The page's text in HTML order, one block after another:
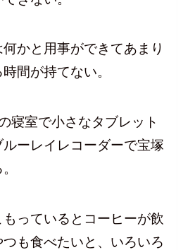
かと用事ができてあまり
間が持てない。
寝室で小さなタブレット
ーレイレコーダーで宝塚
っているとコーヒーが飲
も食べたいと、いろいろ